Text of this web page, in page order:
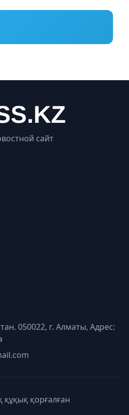
сайт
050022, г. Алматы, Адрес:
қорғалған